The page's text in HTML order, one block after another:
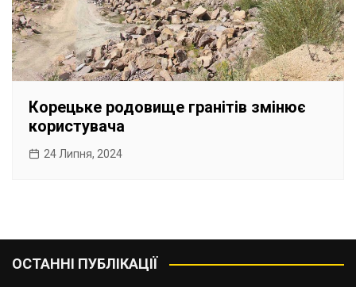
Корецьке родовище гранітів змінює
користувача
24 Липня, 2024
ОСТАННІ ПУБЛІКАЦІЇ